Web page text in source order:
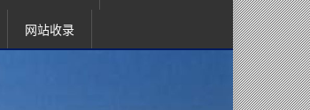
网站收录